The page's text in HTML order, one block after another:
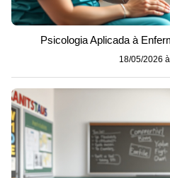
Psicologia Aplicada à
18/05/2026